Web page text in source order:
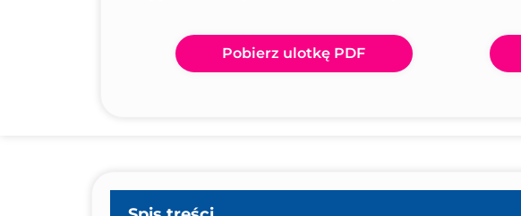
Pobierz ulotkę PDF